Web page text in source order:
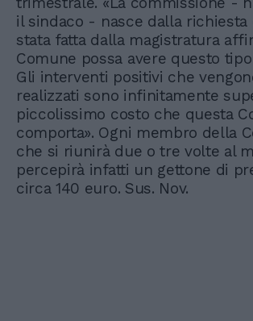
il sindaco - nasce dalla richiesta
stata fatta dalla magistratura
Comune possa avere questo
Gli interventi positivi che
realizzati sono infinitamente
piccolissimo costo che questa
comporta». Ogni membro della
che si riunirà due o tre volte al
percepirà infatti un gettone di
circa 140 euro. Sus. Nov.